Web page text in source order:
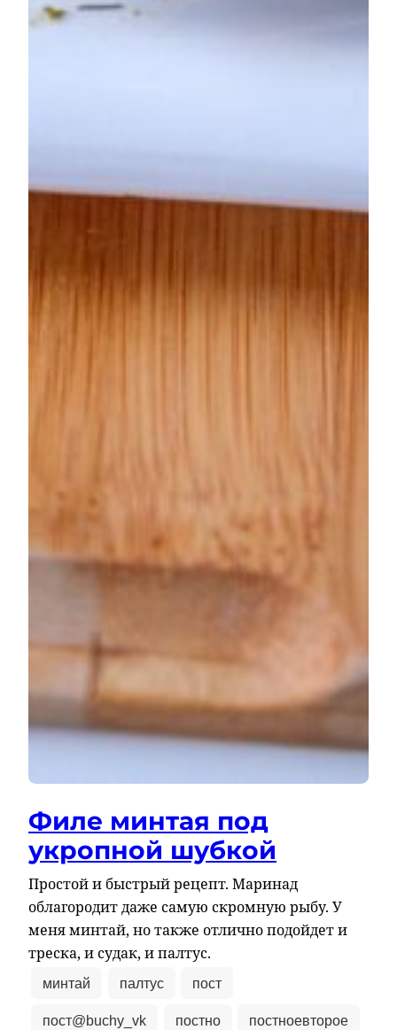
Филе минтая под
укропной шубкой
Простой и быстрый рецепт. Маринад
облагородит даже самую скромную рыбу. У
меня минтай, но также отлично подойдет и
треска, и судак, и палтус.
минтай палтус пост
пост@buchy_vk постно постноевторое